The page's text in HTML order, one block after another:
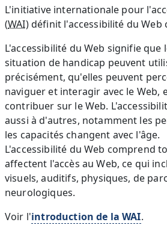
L'initiative internationale pour
(WAI) définit l'accessibilité du Web
L'accessibilité du Web signifie que
situation de handicap peuvent
précisément, qu'elles peuvent
naviguer et interagir avec le Web,
contribuer sur le Web.
aussi à d'autres, notamment les
les capacités changent avec l'âge.
L'accessibilité du Web comprend
affectent l'accès au Web, ce qui
visuels, auditifs, physiques, de
neurologiques.
Voir l'introduction de la WAI.